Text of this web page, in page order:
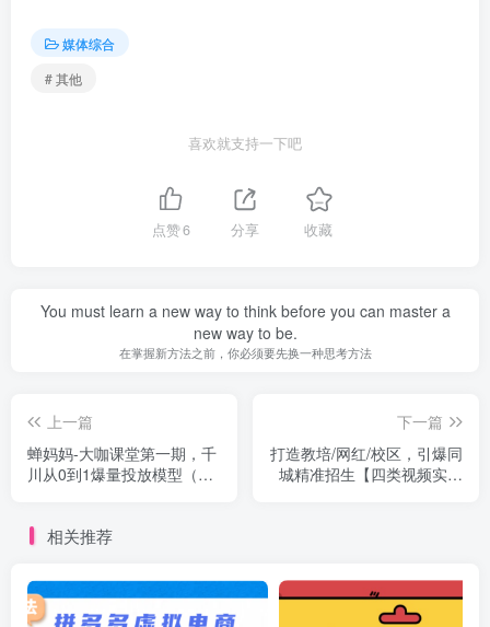
媒体综合
# 其他
喜欢就支持一下吧
点赞6 分享 收藏
You must learn a new way to think before you can master a
new way to be.
在掌握新方法之前，你必须要先换一种思考方法
上一篇
蝉妈妈-大咖课堂第一期，千
川从0到1爆量投放模型（23
下一篇
打造教培/网红/校区，引爆同
城精准招生【四类视频实操
相关推荐